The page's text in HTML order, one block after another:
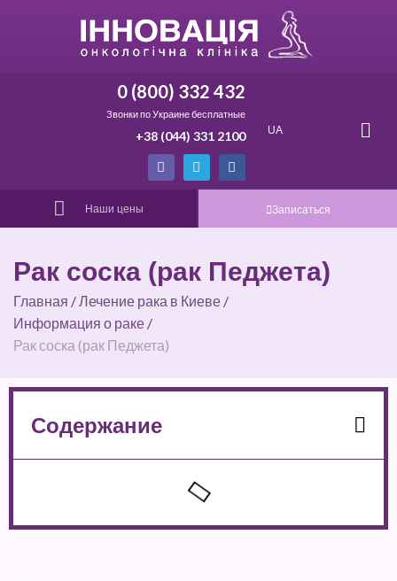
0 (800) 332 432
Звонки по Украине бесплатные
+38 (044) 331 2100 UA
Наши цены Записаться
Рак соска (рак Педжета)
Главная /Лечение рака в Киеве /
Информация о раке /
Рак соска (рак Педжета)
Содержание